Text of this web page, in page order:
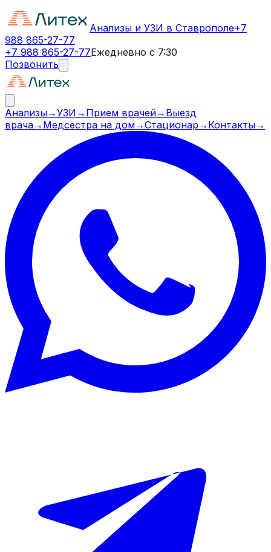
Анализы и УЗИ в Ставрополе+7
988 865-27-77
+7 988 865-27-77Ежедневно с 7:30
Позвонить
Анализы→УЗИ → Прием врачей→ Выезд
врача→ Медсестра на дом→Стационар → Контакты→